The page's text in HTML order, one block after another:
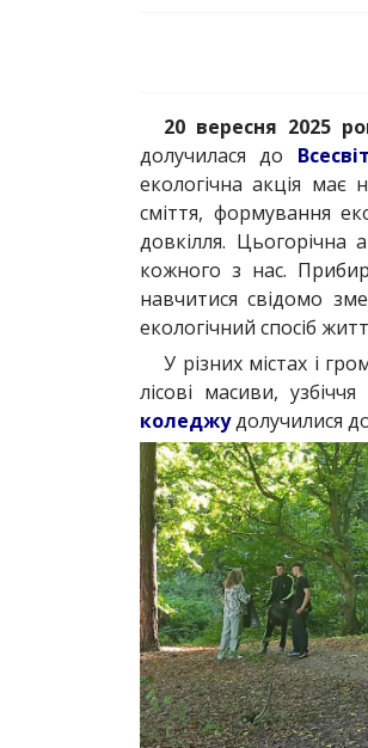
20 вересня 2025
долучилася до
екологічна акція має
сміття, формування
довкілля. Цьогорічна
кожного з нас.
навчитися свідомо
екологічний спосіб
У різних містах і
лісові масиви,
коледжудолучилися